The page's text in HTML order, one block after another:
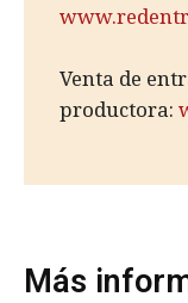
Venta de
productora:
Más